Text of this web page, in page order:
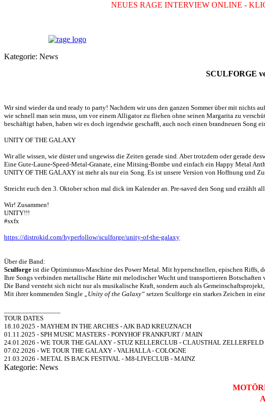
NEUES RAGE INTERVIEW ONLINE -
Kategorie: News
SCULFORGE
Wir sind wieder da und ready to party! Nachdem wir uns den ganzen Sommer über mit nichts
wie schnell man sein muss, um vor einem Alligator zu fliehen ohne seinen Margarita zu
beschäftigt haben, haben wir es doch irgendwie geschafft, auch noch einen brandneuen Song
UNITY OF THE GALAXY
Wir alle wissen, wie düster und ungewiss die Zeiten gerade sind. Aber trotzdem oder gerade
Eine Gute-Laune-Speed-Metal-Granate, eine Mitsing-Bombe und einfach ein Happy Metal
UNITY OF THE GALAXY ist mehr als nur ein Song. Es ist unsere Version von Hoffnung und
Streicht euch den 3. Oktober schon mal dick im Kalender an. Pre-saved den Song und erzählt
Wir! Zusammen!
UNITY!!!
#sxfx
https://distrokid.com/hyperfollow/sculforge/unity-of-the-galaxy
Über die Band:
Sculforge ist die Optimismus-Maschine des Power Metal. Mit hyperschnellen, epischen Riffs,
Ihre Songs verbinden metallische Härte mit melodischer Wucht und transportieren Botschaften
Die Band versteht sich nicht nur als musikalische Kraft, sondern auch als
Mit ihrer kommenden Single „Unity of the Galaxy“ setzen Sculforge ein starkes Zeichen in
TOUR DATES
18.10.2025 - MAYHEM IN THE ARCHES - AJK BAD KREUZNACH
01.11.2025 - SPH MUSIC MASTERS - PONYHOF FRANKFURT / MAIN
24.01.2026 - WE TOUR THE GALAXY - STUZ KELLERCLUB - CLAUSTHAL ZELLERFELD
07.02.2026 - WE TOUR THE GALAXY - VALHALLA - COLOGNE
21.03.2026 - METAL IS BACK FESTIVAL - M8-LIVECLUB - MAINZ
Kategorie: News